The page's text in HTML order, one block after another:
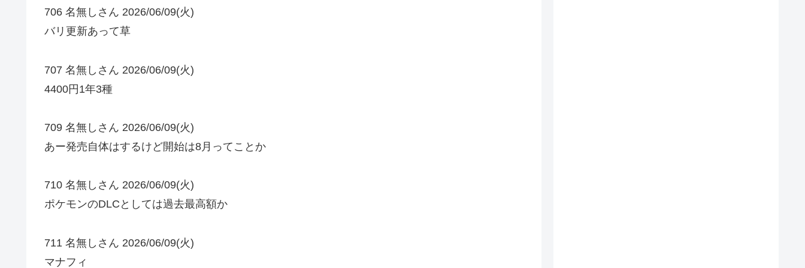
706 名無しさん 2026/06/09(火)
バリ更新あって草
707 名無しさん 2026/06/09(火)
4400円1年3種
709 名無しさん 2026/06/09(火)
あー発売自体はするけど開始は8月ってことか
710 名無しさん 2026/06/09(火)
ポケモンのDLCとしては過去最高額か
711 名無しさん 2026/06/09(火)
マナフィ